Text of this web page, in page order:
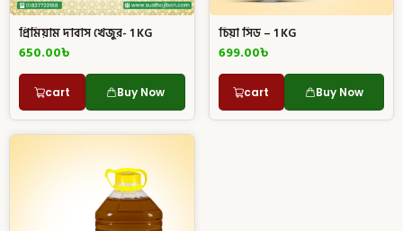
প্রিমিয়াম দাবাস খেজুর- 1 KG
650.00৳
cart Buy Now
চিয়া সিড – 1 KG
699.00৳
cart Buy Now